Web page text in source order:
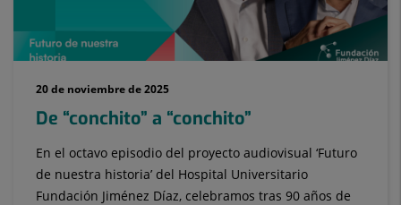
20 de noviembre de 2025
De “conchito” a “conchito”
En el octavo episodio del proyecto audiovisual ‘Futuro
de nuestra historia’ del Hospital Universitario
Fundación Jiménez Díaz, celebramos tras 90 años de